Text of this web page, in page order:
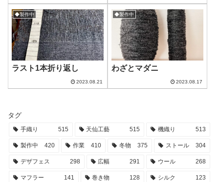
◆製作中
ラスト1本折り返し
2023.08.21
◆製作中
わざとマダニ
2023.08.17
タグ
手織り 515 天仙工藝 515 機織り 513
製作中 420 作業 410 冬物 375 ストール 304
デザフェス 298 広幅 291 ウール 268
マフラー 141 巻き物 128 シルク 123